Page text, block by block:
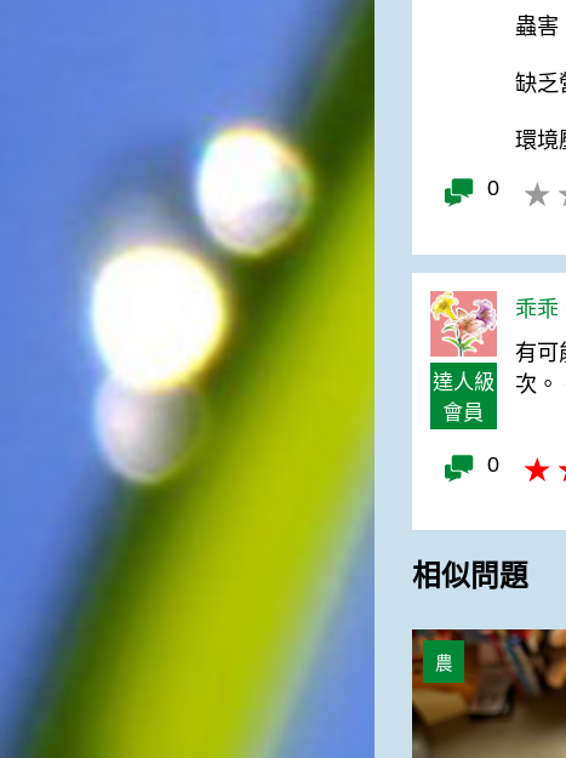
如果立秋這一天是在農曆六
月，則漁民的作業期會比較早
結束；如果「立秋日」在七
月，則天氣會持續穩定，今年
的捕魚季節就會比較長，而漁
民們的收入也會相對提高呢！
蟲害
缺乏
環境
0
達人級
會員
乖乖
有可
次。
0
相似問題
請問這個是什
農